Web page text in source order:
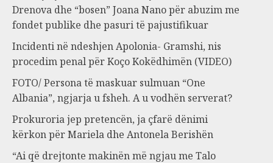
Drenova dhe “bosen” Joana Nano për abuzim me
fondet publike dhe pasuri të pajustifikuar
Incidenti në ndeshjen Apolonia- Gramshi, nis
procedim penal për Koço Kokëdhimën (VIDEO)
FOTO/ Persona të maskuar sulmuan “One
Albania”, ngjarja u fsheh. A u vodhën serverat?
Prokuroria jep pretencën, ja çfarë dënimi
kërkon për Mariela dhe Antonela Berishën
“Ai që drejtonte makinën më ngjau me Talo